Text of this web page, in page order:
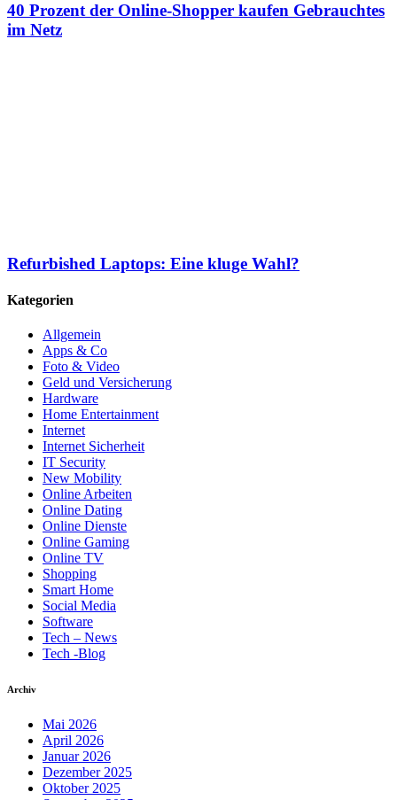
40 Prozent der Online-Shopper kaufen Gebrauchtes
im Netz
Refurbished Laptops: Eine kluge Wahl?
Kategorien
Allgemein
Apps & Co
Foto & Video
Geld und Versicherung
Hardware
Home Entertainment
Internet
Internet Sicherheit
IT Security
New Mobility
Online Arbeiten
Online Dating
Online Dienste
Online Gaming
Online TV
Shopping
Smart Home
Social Media
Software
Tech – News
Tech -Blog
Archiv
Mai 2026
April 2026
Januar 2026
Dezember 2025
Oktober 2025